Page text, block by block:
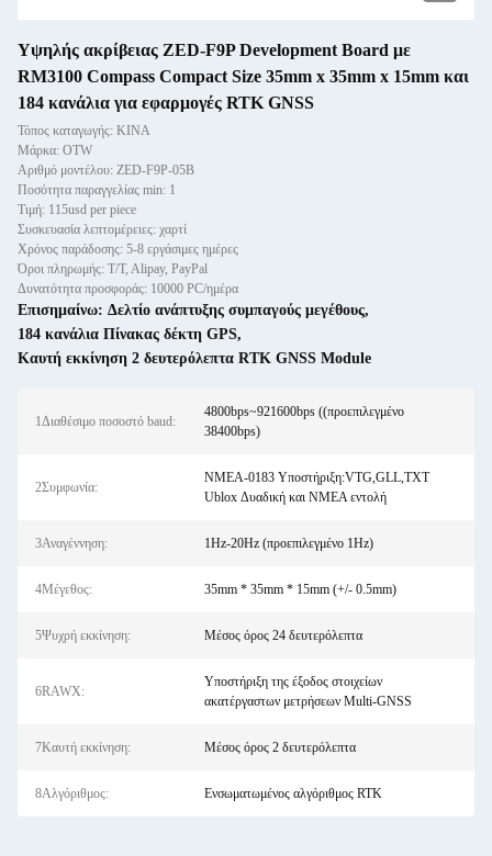
Υψηλής ακρίβειας ZED-F9P Development Board με
RM3100 Compass Compact Size 35mm x 35mm x 15mm και
184 κανάλια για εφαρμογές RTK GNSS
Τόπος καταγωγής: ΚΙΝΑ
Μάρκα: OTW
Αριθμό μοντέλου: ZED-F9P-05B
Ποσότητα παραγγελίας min: 1
Τιμή: 115usd per piece
Συσκευασία λεπτομέρειες: χαρτί
Χρόνος παράδοσης: 5-8 εργάσιμες ημέρες
Όροι πληρωμής: T/T, Alipay, PayPal
Δυνατότητα προσφοράς: 10000 PC/ημέρα
Επισημαίνω: Δελτίο ανάπτυξης συμπαγούς μεγέθους,
184 κανάλια Πίνακας δέκτη GPS,
Καυτή εκκίνηση 2 δευτερόλεπτα RTK GNSS Module
1Διαθέσιμο ποσοστό baud:
4800bps~921600bps ((προεπιλεγμένο
38400bps)
2Συμφωνία:
NMEA-0183 Υποστήριξη:VTG,GLL,TXT
Ublox Δυαδική και NMEA εντολή
3Αναγέννηση: 1Hz-20Hz (προεπιλεγμένο 1Hz)
4Μέγεθος: 35mm * 35mm * 15mm (+/- 0.5mm)
5Ψυχρή εκκίνηση: Μέσος όρος 24 δευτερόλεπτα
6RAWX:
Υποστήριξη της έξοδος στοιχείων
ακατέργαστων μετρήσεων Multi-GNSS
7Καυτή εκκίνηση: Μέσος όρος 2 δευτερόλεπτα
8Αλγόριθμος: Ενσωματωμένος αλγόριθμος RTK